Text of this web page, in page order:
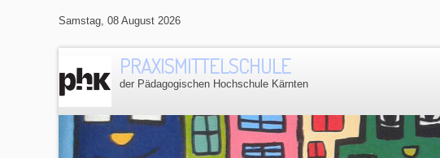
Samstag, 08 August 2026
PRAXISMITTELSCHULE
der Pädagogischen Hochschule Kärnten